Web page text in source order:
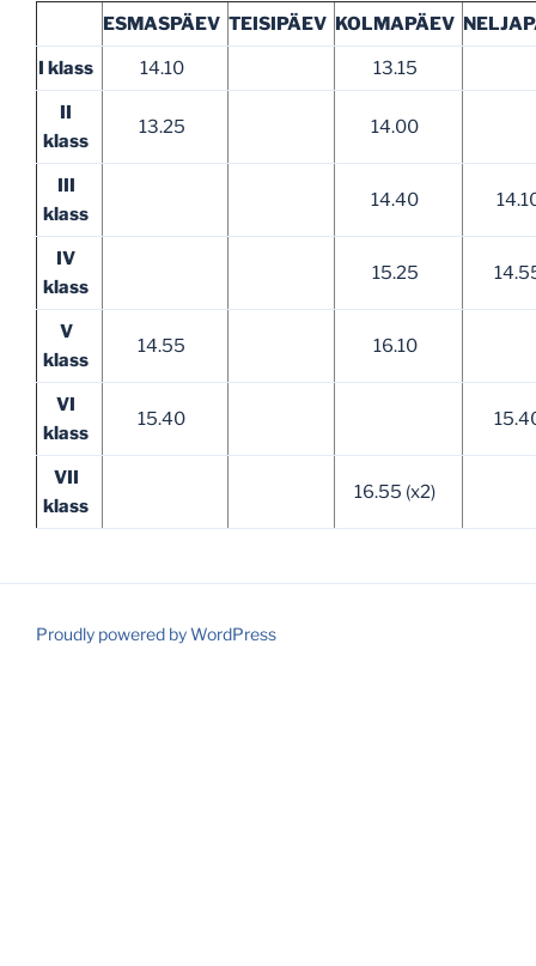
ESMASPÄEV TEISIPÄEV KOLMAPÄEV
I klass 14.10 13.15
II
klass
13.25 14.00
III
klass
14.40
IV
klass
15.25
V
klass
14.55 16.10
VI
klass
15.40
VII
klass
16.55 (x2)
Proudly powered by WordPress